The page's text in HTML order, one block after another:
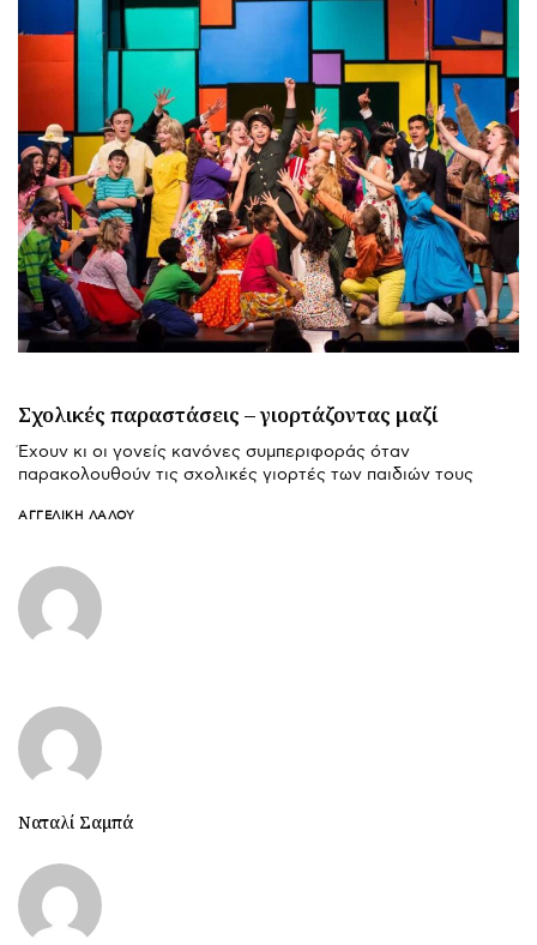
Σχολικές παραστάσεις – γιορτάζοντας μαζί
Έχουν κι οι γονείς κανόνες συμπεριφοράς όταν
παρακολουθούν τις σχολικές γιορτές των παιδιών τους
ΑΓΓΕΛΙΚΉ ΛΆΛΟΥ
Ναταλί Σαμπά